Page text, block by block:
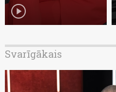
play_circle
Svarīgākais